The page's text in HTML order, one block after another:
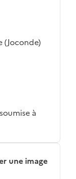
(Joconde)
à
une image